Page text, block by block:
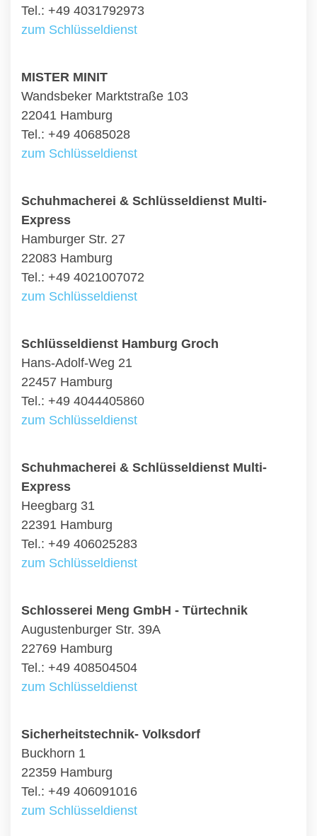
Tel.: +49 4031792973
zum Schlüsseldienst
MISTER MINIT
Wandsbeker Marktstraße 103
22041 Hamburg
Tel.: +49 40685028
zum Schlüsseldienst
Schuhmacherei & Schlüsseldienst Multi-
Express
Hamburger Str. 27
22083 Hamburg
Tel.: +49 4021007072
zum Schlüsseldienst
Schlüsseldienst Hamburg Groch
Hans-Adolf-Weg 21
22457 Hamburg
Tel.: +49 4044405860
zum Schlüsseldienst
Schuhmacherei & Schlüsseldienst Multi-
Express
Heegbarg 31
22391 Hamburg
Tel.: +49 406025283
zum Schlüsseldienst
Schlosserei Meng GmbH - Türtechnik
Augustenburger Str. 39A
22769 Hamburg
Tel.: +49 408504504
zum Schlüsseldienst
Sicherheitstechnik- Volksdorf
Buckhorn 1
22359 Hamburg
Tel.: +49 406091016
zum Schlüsseldienst